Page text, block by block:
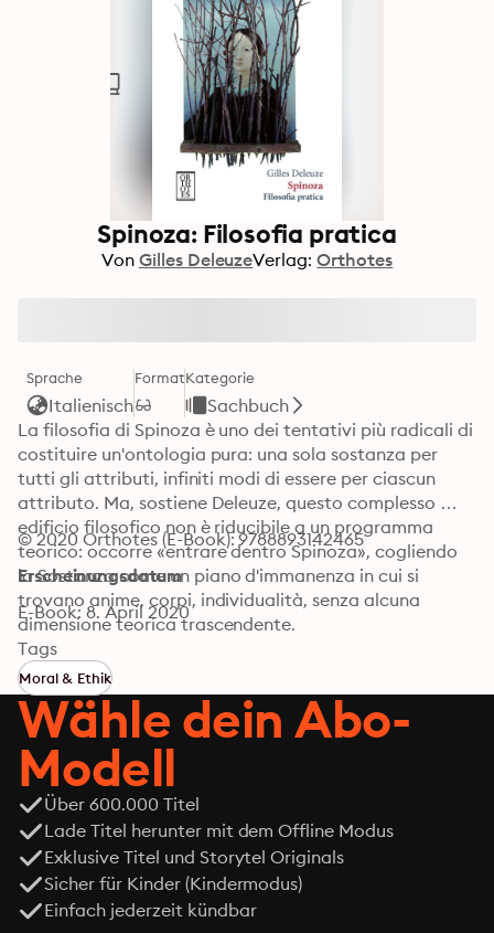
Spinoza: Filosofia pratica
Von Gilles DeleuzeVerlag: Orthotes
Sprache
Italienisch
FormatKategorie
Sachbuch
La filosofia di Spinoza è uno dei tentativi più radicali di
costituire un'ontologia pura: una sola sostanza per
tutti gli attributi, infiniti modi di essere per ciascun
attributo. Ma, sostiene Deleuze, questo complesso
edificio filosofico non è riducibile a un programma
teorico: occorre «entrare dentro Spinoza», cogliendo
la Sostanza come un piano d'immanenza in cui si
trovano anime, corpi, individualità, senza alcuna
dimensione teorica trascendente.
Da questa ontologia deriva un'etica intesa come
scienza pratica dei modi di essere, studio dei «costumi»
e dunque vera e propria etologia. L'Etica della prova e
della sperimentazione, che si oppone a una Morale
delle leggi e dei giudizi, costituisce il tema di questo
libro: un tema in cui i piani si intersecano, dove i ritmi
hanno significato costruttivo.
Scrittori, poeti, musicisti, artisti o gli stessi lettori
occasionali potranno qui scoprirsi spinoziani ancor più
del filosofo professionista. Le pagine di Deleuze
dimostrano infatti che, se Spinoza è pensatore
straordinariamente raffinato nei suoi apparati
© 2020 Orthotes (E-Book): 9788893142465
Erscheinungsdatum
E-Book: 8. April 2020
Tags
Moral & Ethik
Wähle dein Abo-
Modell
Über 600.000 Titel
Lade Titel herunter mit dem Offline Modus
Exklusive Titel und Storytel Originals
Sicher für Kinder (Kindermodus)
Einfach jederzeit kündbar